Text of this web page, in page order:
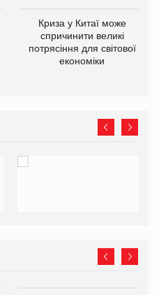
Криза у Китаї може
спричинити великі
потрясіння для світової
економіки